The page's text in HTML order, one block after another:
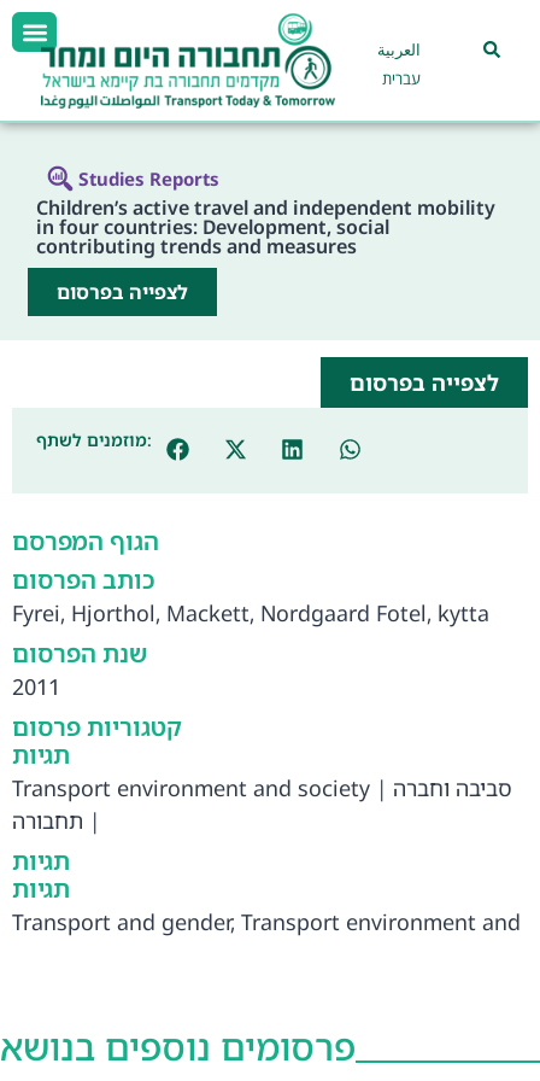
العربية
עברית
Studies Reports
Children’s active travel and independent mobility
in four countries: Development, social
contributing trends and measures
לצפייה בפרסום
לצפייה בפרסום
מוזמנים לשתף:
הגוף המפרסם
כותב הפרסום
Fyrei, Hjorthol, Mackett, Nordgaard Fotel, kytta
שנת הפרסום
2011
קטגוריות פרסום
תגיות
Transport environment and society | סביבה וחברה
| תחבורה
תגיות
תגיות
Transport and gender, Transport environment and
פרסומים נוספים בנושא